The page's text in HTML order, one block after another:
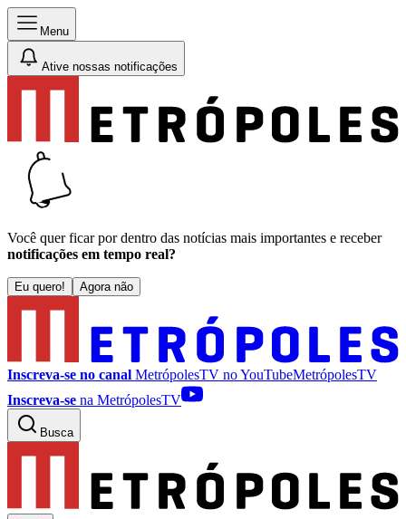
Menu
Ative nossas notificações
Você quer ficar por dentro das notícias mais importantes e receber
notificações em tempo real?
Eu quero! Agora não
Inscreva-se no canal MetrópolesTV noYouTubeMetrópolesTV
Inscreva-se na MetrópolesTV
Busca